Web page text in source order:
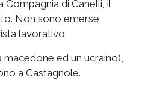
di Canelli, il
Non sono emerse
lavorativo.
ed un ucraino),
a Castagnole.